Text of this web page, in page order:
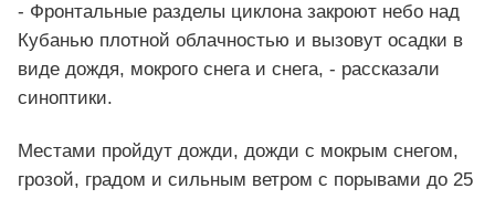
- Фронтальные разделы циклона закроют небо над
Кубанью плотной облачностью и вызовут осадки в
виде дождя, мокрого снега и снега, - рассказали
синоптики.
Местами пройдут дожди, дожди с мокрым снегом,
грозой, градом и сильным ветром с порывами до 25